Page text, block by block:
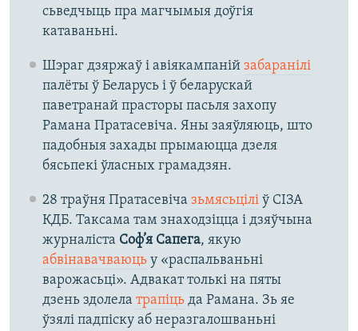
сьведчыць пра магчымыя доўгія
катаваньні.
Шэраг дзяржаў і авіякампаній забаранілі
палёты ў Беларусь і ў беларускай
паветранай прасторы пасьля захопу
Рамана Пратасевіча. Яны заяўляюць, што
падобныя захады прымаюцца дзеля
бясьпекі ўласных грамадзян.
28 траўня Пратасевіча зьмясьціліў СІЗА
КДБ. Таксама там знаходзіцца і дзяўчына
журналіста Соф’я Сапега, якую
абвінавачваюцьу «распальваньні
варожасьці». Адвакат толькі на пяты
дзень здолела трапіцьда Рамана. Зь яе
ўзялі падпіску аб неразгалошваньні